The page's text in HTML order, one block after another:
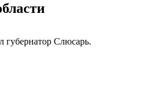
губернатор Слюсарь.